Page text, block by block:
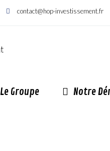
contact@hop-investissement.fr
Le Groupe Notre